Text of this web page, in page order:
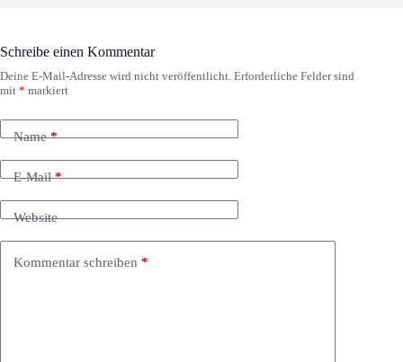
Schreibe einen Kommentar
Deine E-Mail-Adresse wird nicht veröffentlicht. Erforderliche Felder sind
mit * markiert
Name*
E-Mail*
Website
Kommentar schreiben *